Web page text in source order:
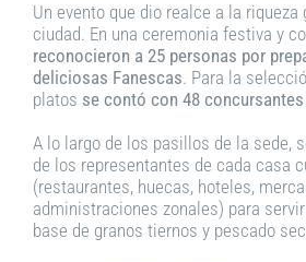
Un evento que dio realce a la
ciudad. En una ceremonia festiva y
reconocieron a 25 personas por
deliciosas Fanescas. Para la
platos se contó con 48
A lo largo de los pasillos de la sede,
de los representantes de cada casa
(restaurantes, huecas, hoteles,
administraciones zonales) para
base de granos tiernos y pescado